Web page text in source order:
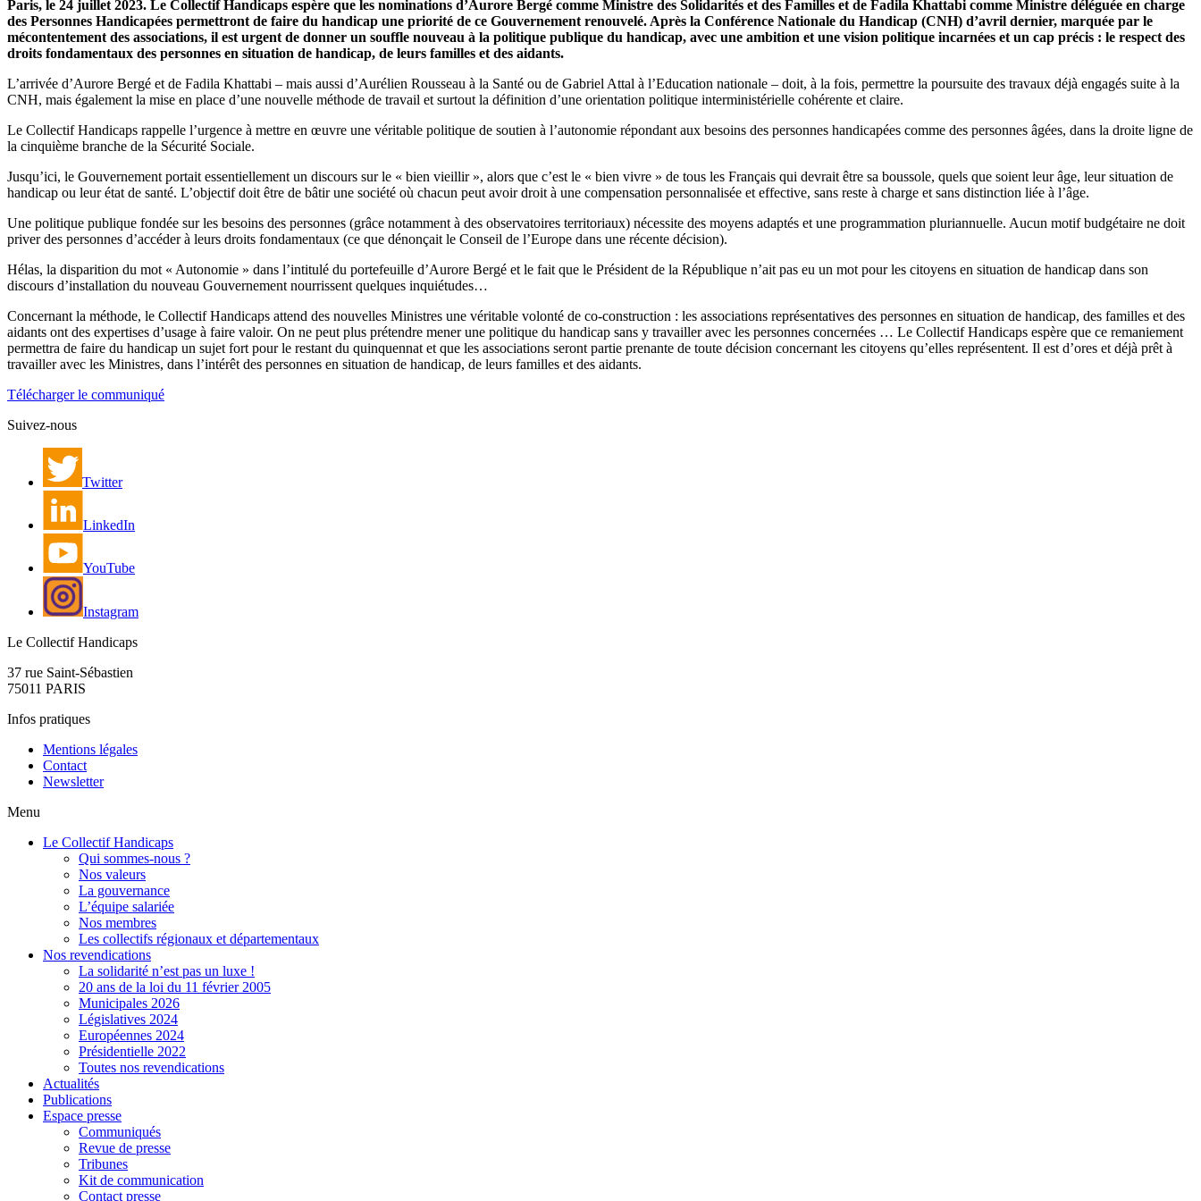
Paris, le 24 juillet 2023. Le Collectif Handicaps espère que les nominations d’Aurore Bergé comme Ministre des Solidarités et des Familles et de Fadila Khattabi comme Ministre déléguée en charge
des Personnes Handicapées permettront de faire du handicap une priorité de ce Gouvernement renouvelé. Après la Conférence Nationale du Handicap (CNH) d’avril dernier, marquée par le
mécontentement des associations, il est urgent de donner un souffle nouveau à la politique publique du handicap, avec une ambition et une vision politique incarnées et un cap précis : le respect des
droits fondamentaux des personnes en situation de handicap, de leurs familles et des aidants.
L’arrivée d’Aurore Bergé et de Fadila Khattabi – mais aussi d’Aurélien Rousseau à la Santé ou de Gabriel Attal à l’Education nationale – doit, à la fois, permettre la poursuite des travaux déjà engagés suite à la
CNH, mais également la mise en place d’une nouvelle méthode de travail et surtout la définition d’une orientation politique interministérielle cohérente et claire.
Le Collectif Handicaps rappelle l’urgence à mettre en œuvre une véritable politique de soutien à l’autonomie répondant aux besoins des personnes handicapées comme des personnes âgées, dans la droite ligne de
la cinquième branche de la Sécurité Sociale.
Jusqu’ici, le Gouvernement portait essentiellement un discours sur le « bien vieillir », alors que c’est le « bien vivre » de tous les Français qui devrait être sa boussole, quels que soient leur âge, leur situation de
handicap ou leur état de santé. L’objectif doit être de bâtir une société où chacun peut avoir droit à une compensation personnalisée et effective, sans reste à charge et sans distinction liée à l’âge.
Une politique publique fondée sur les besoins des personnes (grâce notamment à des observatoires territoriaux) nécessite des moyens adaptés et une programmation pluriannuelle. Aucun motif budgétaire ne doit
priver des personnes d’accéder à leurs droits fondamentaux (ce que dénonçait le Conseil de l’Europe dans une récente décision).
Hélas, la disparition du mot « Autonomie » dans l’intitulé du portefeuille d’Aurore Bergé et le fait que le Président de la République n’ait pas eu un mot pour les citoyens en situation de handicap dans son
discours d’installation du nouveau Gouvernement nourrissent quelques inquiétudes…
Concernant la méthode, le Collectif Handicaps attend des nouvelles Ministres une véritable volonté de co-construction : les associations représentatives des personnes en situation de handicap, des familles et des
aidants ont des expertises d’usage à faire valoir. On ne peut plus prétendre mener une politique du handicap sans y travailler avec les personnes concernées … Le Collectif Handicaps espère que ce remaniement
permettra de faire du handicap un sujet fort pour le restant du quinquennat et que les associations seront partie prenante de toute décision concernant les citoyens qu’elles représentent. Il est d’ores et déjà prêt à
travailler avec les Ministres, dans l’intérêt des personnes en situation de handicap, de leurs familles et des aidants.
Télécharger le communiqué
Suivez-nous
Twitter
LinkedIn
YouTube
Instagram
Le Collectif Handicaps
37 rue Saint-Sébastien
75011 PARIS
Infos pratiques
Mentions légales
Contact
Newsletter
Menu
Le Collectif Handicaps
Qui sommes-nous ?
Nos valeurs
La gouvernance
L’équipe salariée
Nos membres
Les collectifs régionaux et départementaux
Nos revendications
La solidarité n’est pas un luxe !
20 ans de la loi du 11 février 2005
Municipales 2026
Législatives 2024
Européennes 2024
Présidentielle 2022
Toutes nos revendications
Actualités
Publications
Espace presse
Communiqués
Revue de presse
Tribunes
Kit de communication
Contact presse